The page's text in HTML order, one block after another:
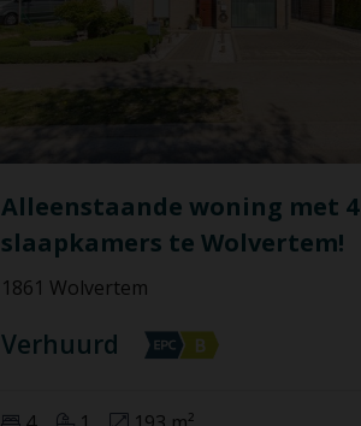
Alleenstaande woning met 4
slaapkamers te Wolvertem!
1861 Wolvertem
Verhuurd